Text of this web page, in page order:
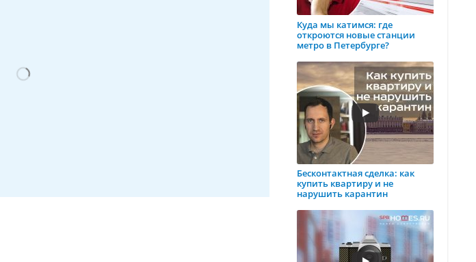
Куда мы катимся: где
откроются новые станции
метро в Петербурге?
Бесконтактная сделка: как
купить квартиру и не
нарушить карантин